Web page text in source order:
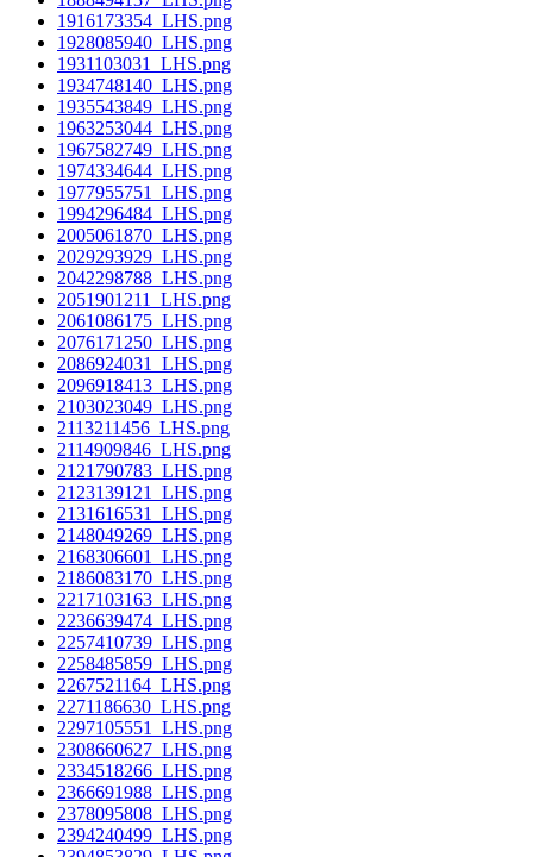
1916173354_LHS.png
1928085940_LHS.png
1931103031_LHS.png
1934748140_LHS.png
1935543849_LHS.png
1963253044_LHS.png
1967582749_LHS.png
1974334644_LHS.png
1977955751_LHS.png
1994296484_LHS.png
2005061870_LHS.png
2029293929_LHS.png
2042298788_LHS.png
2051901211_LHS.png
2061086175_LHS.png
2076171250_LHS.png
2086924031_LHS.png
2096918413_LHS.png
2103023049_LHS.png
2113211456_LHS.png
2114909846_LHS.png
2121790783_LHS.png
2123139121_LHS.png
2131616531_LHS.png
2148049269_LHS.png
2168306601_LHS.png
2186083170_LHS.png
2217103163_LHS.png
2236639474_LHS.png
2257410739_LHS.png
2258485859_LHS.png
2267521164_LHS.png
2271186630_LHS.png
2297105551_LHS.png
2308660627_LHS.png
2334518266_LHS.png
2366691988_LHS.png
2378095808_LHS.png
2394240499_LHS.png